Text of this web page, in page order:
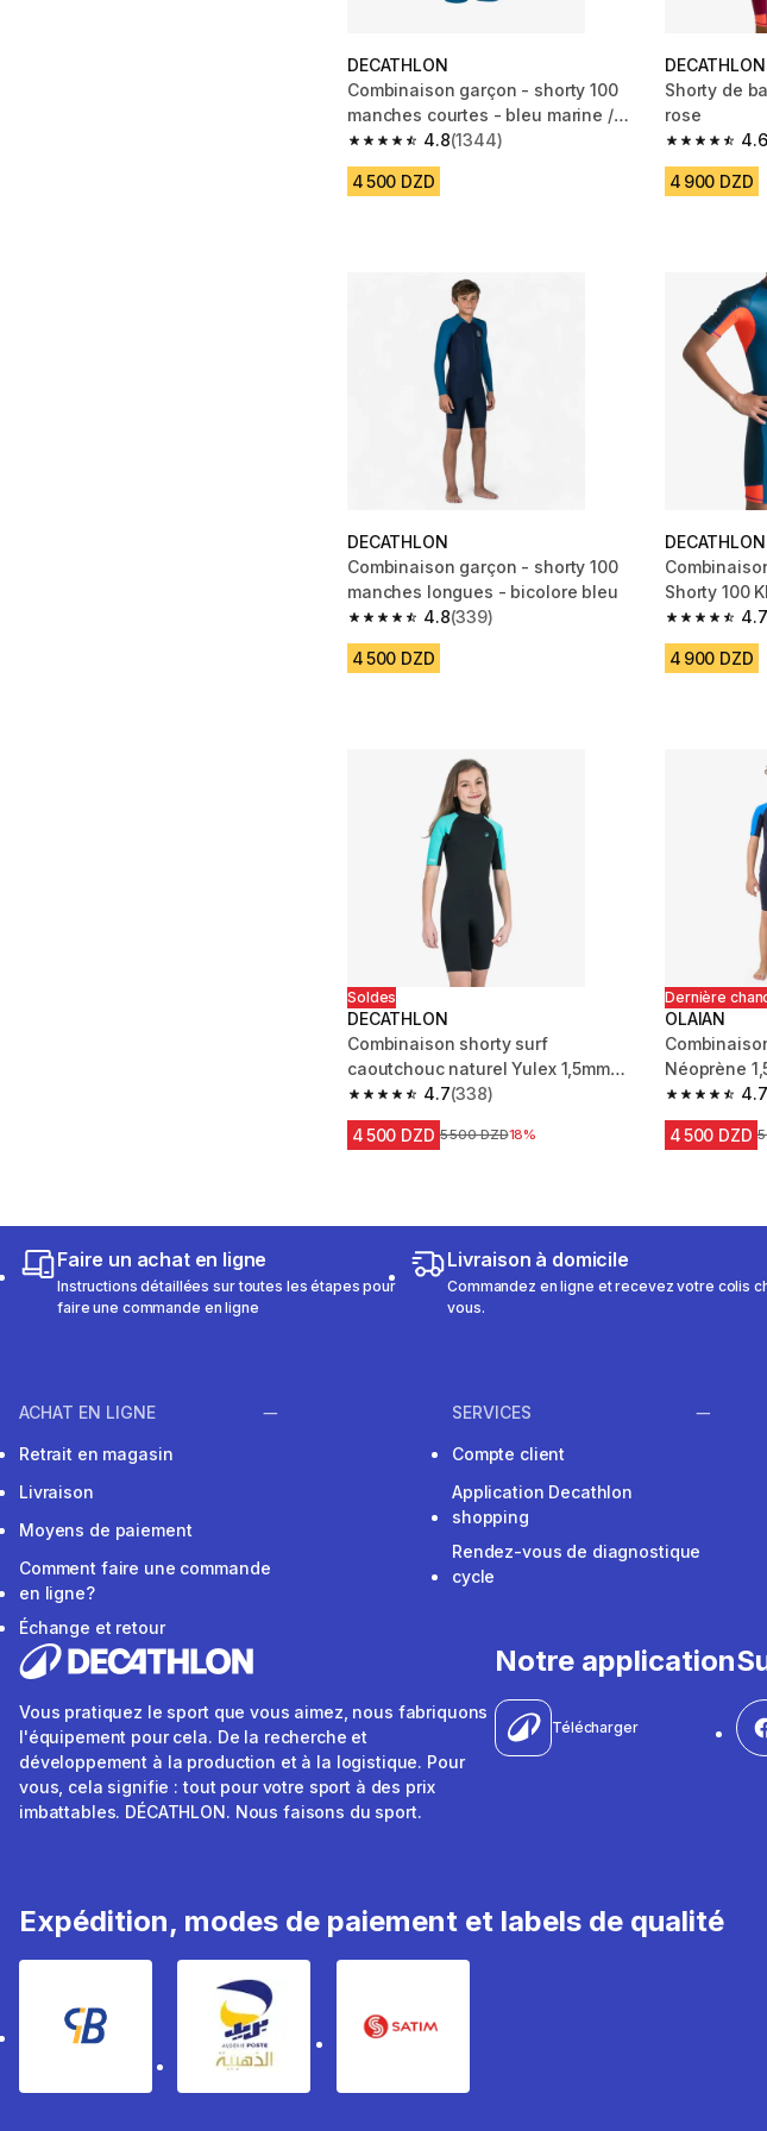
DECATHLON
Combinaison garçon - shorty 100
manches courtes - bleu marine /
bleu
4.8
4.8 out of 5 stars from 1344 reviews
(1344)
4 500 DZD
DECATHLON
Shorty de
rose
4.6
4.6 out of 5
4 900 DZD
DECATHLON
Combinaison garçon - shorty 100
manches longues - bicolore bleu
4.8
4.8 out of 5 stars from 339 reviews
(339)
4 500 DZD
DECATHLON
Shorty 100
4.7
4.7 out of 5
4 900 DZD
Soldes
DECATHLON
Combinaison shorty surf
caoutchouc naturel Yulex 1,5mm
enfant, 100 noir bleu
4.7
4.7 out of 5 stars from 338 reviews
(338)
4 500 DZD Prix avant la réduction
5 500 DZD18%
Dernière
OLAIAN
Néoprène
4.7
4.7 out of 5
4 500 DZD
Faire un achat en ligne
Instructions détaillées sur toutes les étapes pour
faire une commande en ligne
Livraison à domicile
Commandez en ligne et recevez votre colis
vous.
ACHAT EN LIGNE
Retrait en magasin
Livraison
Moyens de paiement
Comment faire une commande
en ligne?
Échange et retour
SERVICES
Compte client
Application Decathlon
shopping
Rendez-vous de diagnostique
cycle
Vous pratiquez le sport que vous aimez, nous fabriquons
l'équipement pour cela. De la recherche et
développement à la production et à la logistique. Pour
vous, cela signifie : tout pour votre sport à des prix
imbattables. DÉCATHLON. Nous faisons du sport.
Notre application
Télécharger
Expédition, modes de paiement et labels de qualité